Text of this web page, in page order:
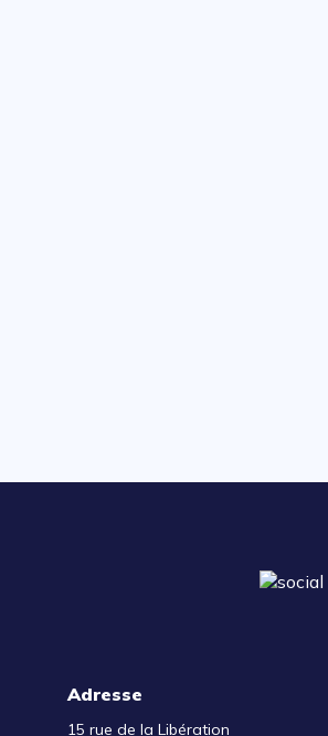
Adresse
15 rue de la Libération